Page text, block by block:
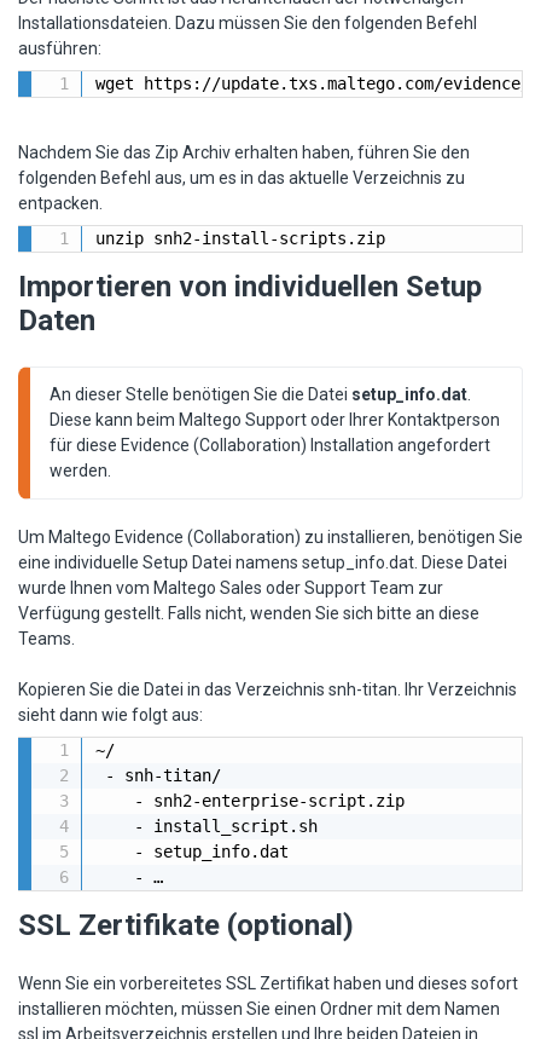
Installationsdateien. Dazu müssen Sie den folgenden Befehl
ausführen:
wget https://update.txs.maltego.com/
Nachdem Sie das Zip Archiv erhalten haben, führen Sie den
folgenden Befehl aus, um es in das aktuelle Verzeichnis zu
entpacken.
unzip snh2-install-scripts.zip
Importieren von individuellen Setup
Daten
An dieser Stelle benötigen Sie die Datei setup_info.dat
Diese kann beim Maltego Support oder Ihrer Kontaktperson
für diese Evidence (Collaboration) Installation angefordert
werden.
Um Maltego Evidence (Collaboration) zu installieren, benötigen Sie
eine individuelle Setup Datei namens setup_info.dat. Diese Datei
wurde Ihnen vom Maltego Sales oder Support Team zur
Verfügung gestellt. Falls nicht, wenden Sie sich bitte an diese
Teams.
Kopieren Sie die Datei in das Verzeichnis snh-titan. Ihr Verzeichnis
sieht dann wie folgt aus:
~/
- snh-titan/
    - snh2-enterprise-script.zip
    - install_script.sh
    - setup_info.dat
    - …
SSL Zertifikate (optional)
Wenn Sie ein vorbereitetes SSL Zertifikat haben und dieses sofort
installieren möchten, müssen Sie einen Ordner mit dem Namen
ssl im Arbeitsverzeichnis erstellen und Ihre beiden Dateien in